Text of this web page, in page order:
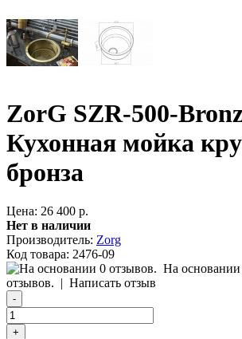
ZorG SZR-500-
Кухонная мойка
бронза
Цена: 26 400 р.
Нет в наличии
Производитель: Zorg
Код товара: 2476-09
На
отзывов. | Написать отзыв